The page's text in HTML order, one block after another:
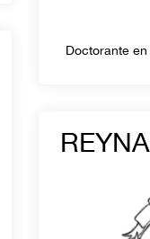
Doctorante